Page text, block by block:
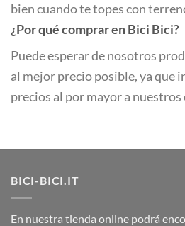
bien cuando te topes con
¿Por qué comprar en Bici Bici?
Puede esperar de nosotros
al mejor precio posible, ya que
precios al por mayor a nuestros
BICI-BICI.IT
En nuestra tienda online podrá